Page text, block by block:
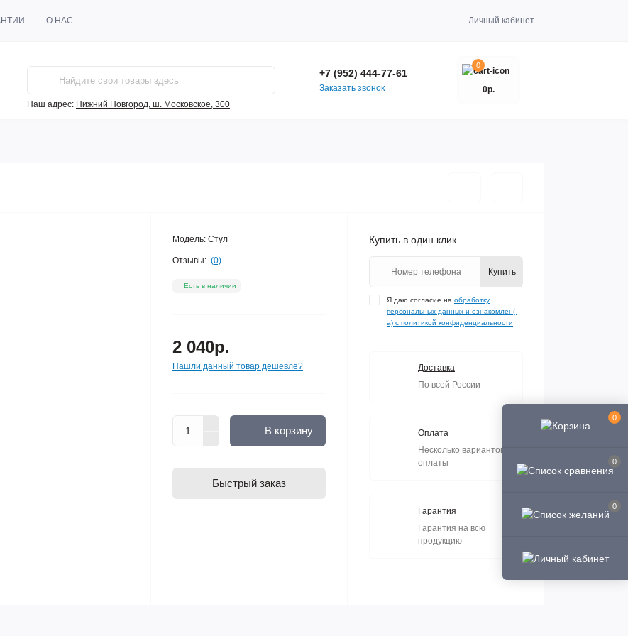
0
0
0
О НАС Личный кабинет
Наш адрес: Нижний Новгород, ш. Московское, 300
+7 (952) 444-77-61
Заказать звонок
0
0р.
Модель: Стул
Отзывы: (0)
Есть в наличии
2 040р.
Нашли данный товар дешевле?
В корзину
Быстрый заказ
Купить в один клик
Купить
Я даю согласие на обработку
персональных данных и ознакомлен(-
а) с политикой конфиденциальности
Доставка
По всей России
Оплата
Несколько вариантов
оплаты
Гарантия
Гарантия на всю
продукцию